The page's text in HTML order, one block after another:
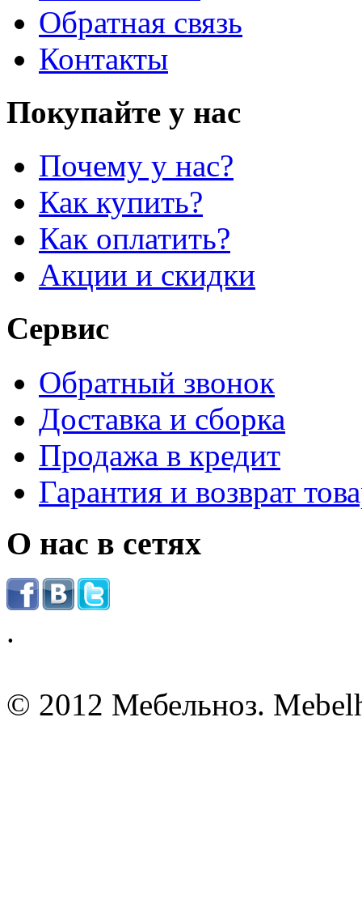
Обратная связь
Контакты
Покупайте у нас
Почему у нас?
Как купить?
Как оплатить?
Акции и скидки
Сервис
Обратный звонок
Доставка и сборка
Продажа в кредит
Гарантия и возврат
О нас в сетях
.
© 2012 Мебельноз.